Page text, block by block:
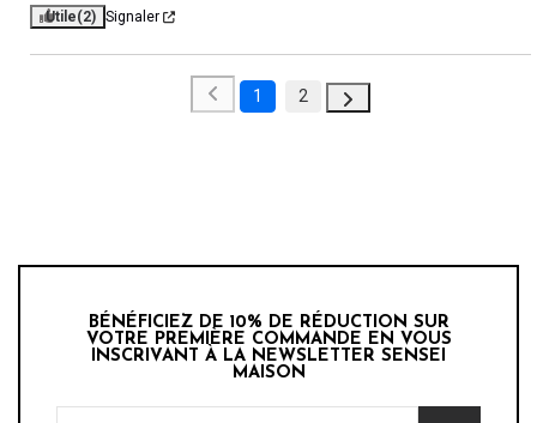
Utile(2) Signaler
1 2
BÉNÉFICIEZ DE 10% DE RÉDUCTION SUR
VOTRE PREMIÈRE COMMANDE EN VOUS
INSCRIVANT À LA NEWSLETTER SENSEI
MAISON